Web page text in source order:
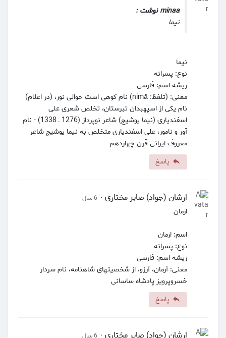
minaa نوشت :
نیما
نیما
نوع: پسرانه
ریشه اسم: فارسی
معنی: (تلفظ: nimā) نام کوهی است حوالی نور، (در اعلام)
نام یکی از اسپهبدان تبرستان، تخلص شعری علی
اسفندیاری (نیما یوشیج) شاعر نوپرداز (1276 ـ 1338) - نام
آور و نامور، علی اسفندیاری متخلص به نیما یوشیج شاعر
معروف ایرانی قرن چهاردهم
پاسخ
ارشان (جواد) صابر مختاری · 6 سال
ارمان
اسم: ارمان
نوع: پسرانه
ریشه اسم: فارسی
معنی: آرمان، آرزو، از شخصیتهای شاهنامه، نام سردار
خسروپرویز پادشاه ساسانی
پاسخ
ارشان (جواد) صابر مختاری · 6 سال